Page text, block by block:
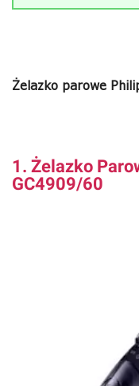
Żelazko parowe
1. Żelazko
GC4909/60